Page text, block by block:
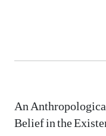
An
Belief in the